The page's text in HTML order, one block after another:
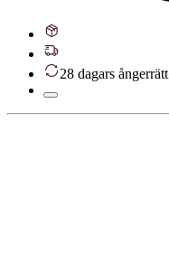
28 dagars ångerrätt